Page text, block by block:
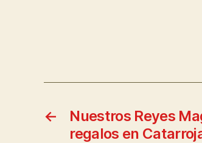
←
Nuestros Reyes
regalos en